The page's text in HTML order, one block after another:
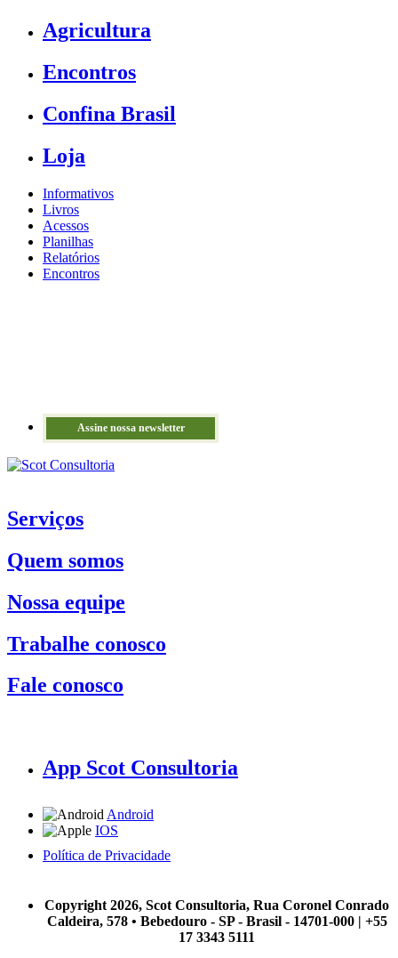
Agricultura
Encontros
Confina Brasil
Loja
Informativos
Livros
Acessos
Planilhas
Relatórios
Encontros
Assine nossa newsletter
Serviços
Quem somos
Nossa equipe
Trabalhe conosco
Fale conosco
App Scot Consultoria
Android
IOS
Política de Privacidade
Copyright 2026, Scot Consultoria, Rua Coronel Conrado
Caldeira, 578 • Bebedouro - SP - Brasil - 14701-000 | +55
17 3343 5111